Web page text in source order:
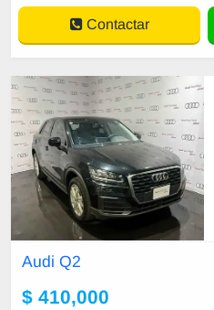
Contactar
Audi Q2
$ 410,000